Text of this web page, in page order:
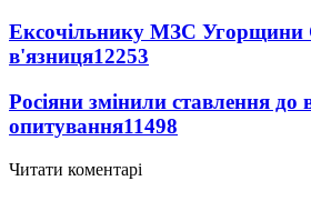
Ексочільнику МЗС Угорщини
в'язниця12253
Росіяни змінили ставлення до
опитування11498
Читати коментарі